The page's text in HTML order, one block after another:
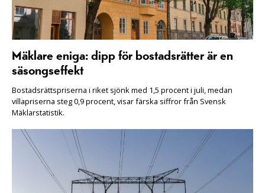
Mäklare eniga: dipp för bostadsrätter är en
säsongseffekt
Bostadsrättspriserna i riket sjönk med 1,5 procent i juli, medan
villapriserna steg 0,9 procent, visar färska siffror från Svensk
Mäklarstatistik.